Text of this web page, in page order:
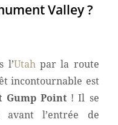
Valley ?
l’Utah par la route
incontournable est
Gump Point! Il se
l’entrée de